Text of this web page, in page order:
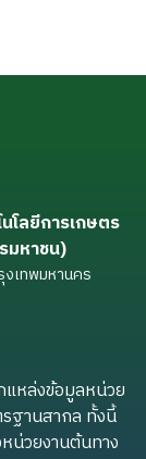
โลยีการเกษตร
มหาชน)
เทพมหานคร
แหล่งข้อมูลหน่วย
ฐานสากล ทั้งนี้
น่วยงานต้นทาง